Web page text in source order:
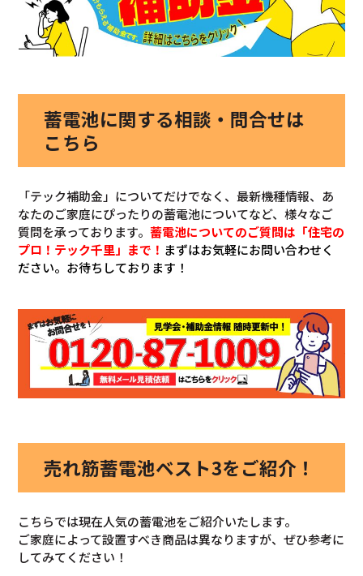
蓄電池に関する相談・問合せは
こちら
「テック補助金」についてだけでなく、最新機種情報、あ
なたのご家庭にぴったりの蓄電池についてなど、様々なご
質問を承っております。蓄電池についてのご質問は「住宅の
プロ！テック千里」まで！ まずはお気軽にお問い合わせく
ださい。お待ちしております！
売れ筋蓄電池ベスト3をご紹介！
こちらでは現在人気の蓄電池をご紹介いたします。
ご家庭によって設置すべき商品は異なりますが、ぜひ参考に
してみてください！